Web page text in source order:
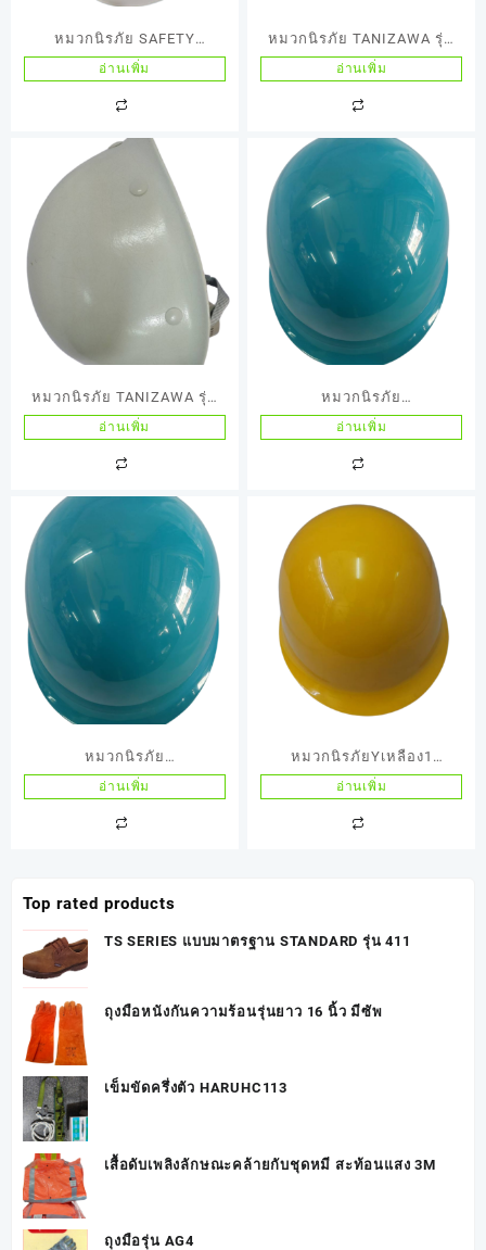
หมวกนิรภัย SAFETY
HELMET มอก.รุ่น2ปรับหมุนสี
อ่านเพิ่ม
หมวกนิรภัย TANIZAWA รุ่น
148 EPZ เนื้อวัสดุ ABSสีเขียว
อ่านเพิ่ม
หมวกนิรภัย TANIZAWA รุ่น
STP18W สีขาวมีเม็ดดุมเนื้อ
อ่านเพิ่ม
หมวกนิรภัย
TANIZAWA(ญี่ปุ่น) รุ่น
อ่านเพิ่ม
หมวกนิรภัย
TANIZAWA(ญี่ปุ่น) รุ่น
อ่านเพิ่ม
หมวกนิรภัยYเหลือง1
TANIZAWA(ญี่ปุ่น) รุ่น148
อ่านเพิ่ม
Top rated products
TS SERIES แบบมาตรฐาน STANDARD รุ่น 411
ถุงมือหนังกันความร้อนรุ่นยาว 16 นิ้ว มีซัพ
เข็มขัดครึ่งตัว HARUHC113
เสื้อดับเพลิงลักษณะคล้ายกับชุดหมี สะท้อนแสง 3M
ถุงมือรุ่น AG4